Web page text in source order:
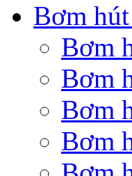
Bơm
Bơm
Bơm
Bơm
Bơm